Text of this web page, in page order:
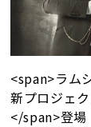
<span>ラム
新プロジェ
</span>登場